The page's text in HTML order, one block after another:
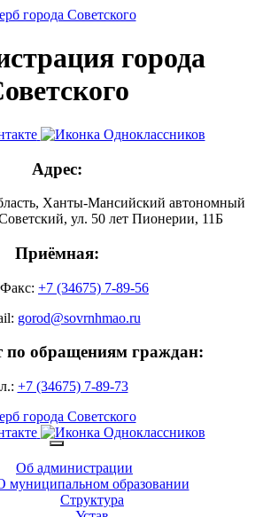
города
Адрес:
Ханты-Мансийский автономный
ул. 50 лет Пионерии, 11Б
Приёмная:
+7 (34675) 7-89-56
gorod@sovrnhmao.ru
по обращениям граждан:
+7 (34675) 7-89-73
Об администрации
муниципальном образовании
Структура